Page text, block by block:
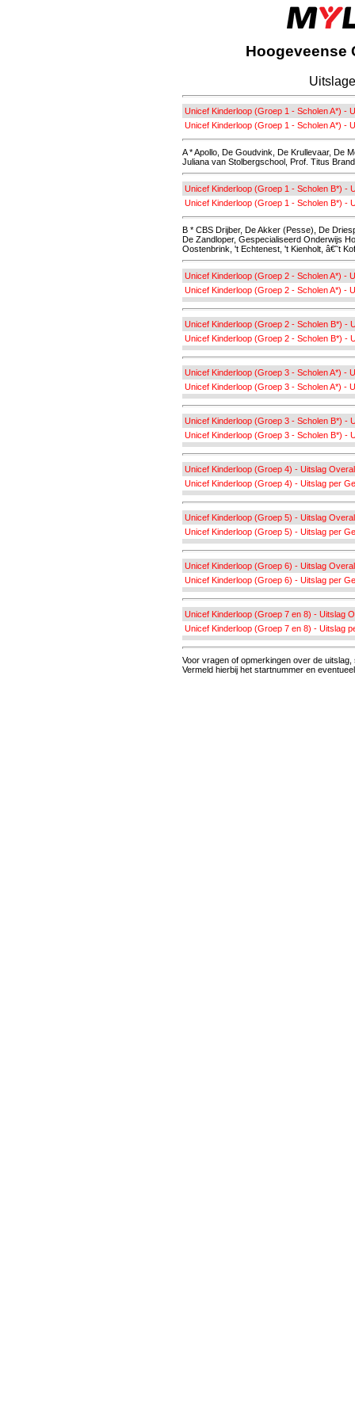
Hoogeveense
Unicef Kinderloop (Groep 1 - Scholen A*) -
Unicef Kinderloop (Groep 1 - Scholen A*) -
A * Apollo, De Goudvink, De Krullevaar, De
Juliana van Stolbergschool, Prof. Titus
Unicef Kinderloop (Groep 1 - Scholen B*) -
Unicef Kinderloop (Groep 1 - Scholen B*) -
B * CBS Drijber, De Akker (Pesse), De
De Zandloper, Gespecialiseerd Onderwijs
Oostenbrink, 't Echtenest, 't Kienholt, â€˜t
Unicef Kinderloop (Groep 2 - Scholen A*) -
Unicef Kinderloop (Groep 2 - Scholen A*) -
Unicef Kinderloop (Groep 2 - Scholen B*) -
Unicef Kinderloop (Groep 2 - Scholen B*) -
Unicef Kinderloop (Groep 3 - Scholen A*) -
Unicef Kinderloop (Groep 3 - Scholen A*) -
Unicef Kinderloop (Groep 3 - Scholen B*) -
Unicef Kinderloop (Groep 3 - Scholen B*) -
Unicef Kinderloop (Groep 4) - Uitslag
Unicef Kinderloop (Groep 4) - Uitslag per
Unicef Kinderloop (Groep 5) - Uitslag
Unicef Kinderloop (Groep 5) - Uitslag per
Unicef Kinderloop (Groep 6) - Uitslag
Unicef Kinderloop (Groep 6) - Uitslag per
Unicef Kinderloop (Groep 7 en 8) - Uitslag
Unicef Kinderloop (Groep 7 en 8) - Uitslag
Voor vragen of opmerkingen over de
Vermeld hierbij het startnummer en